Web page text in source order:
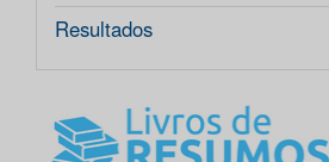
Resultados